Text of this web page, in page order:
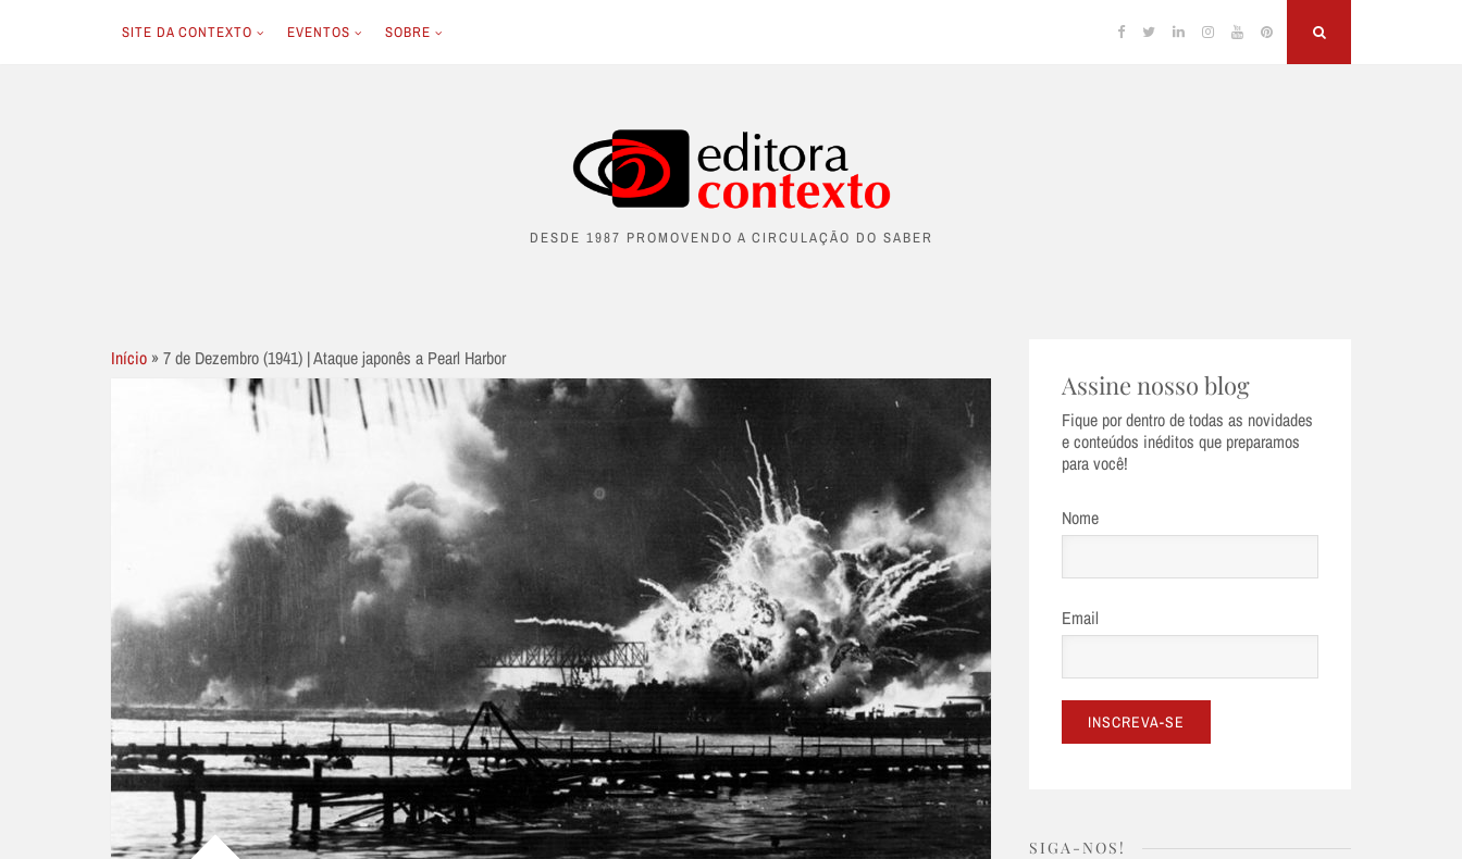
SITE DA CONTEXTO EVENTOS SOBRE Facebook
TwitterLinkedinInstagram
YouTubePinterest
DESDE 1987 PROMOVENDO A CIRCULAÇÃO DO SABER
Início »7 de Dezembro (1941) | Ataque japonês a Pearl Harbor
Assine nosso blog
Fique por dentro de todas as novidades
e conteúdos inéditos que preparamos
para você!
Nome
Email
SIGA-NOS!